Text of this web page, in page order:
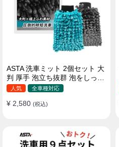
ASTA 洗車ミット 2個セット 大
判 厚手 泡立ち抜群 泡をしっか
りキープ 洗車スポンジ マイ
傷つきにくい ボディ ガラス ホ
人気 全車種対応
¥ 2,580 (税込)